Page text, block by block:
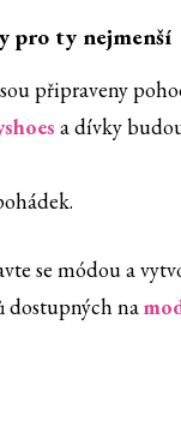
pro ty nejmenší
připraveny
a dívky
se módou a
dostupných na